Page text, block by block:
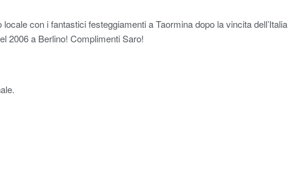
con i fantastici festeggiamenti a Taormina dopo la vincita dell’Italia
2006 a Berlino! Complimenti Saro!